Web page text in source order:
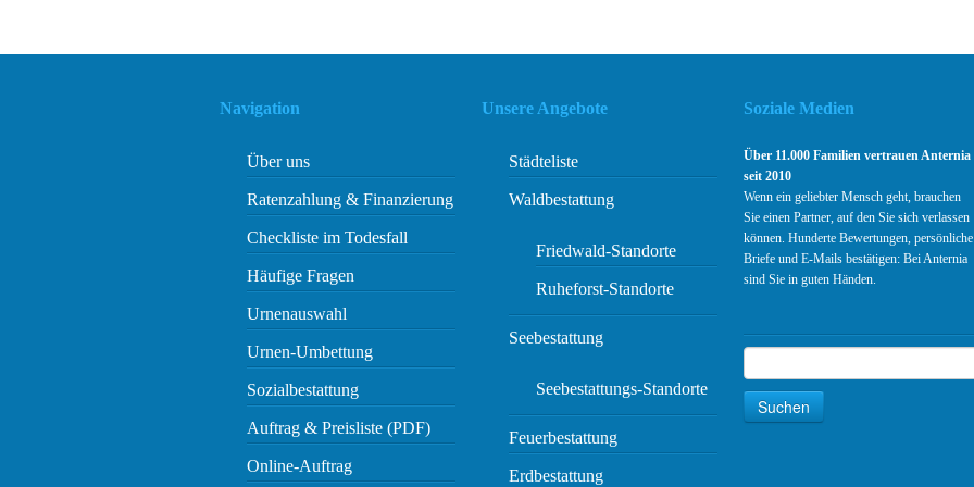
Navigation
Über uns
Ratenzahlung & Finanzierung
Checkliste im Todesfall
Häufige Fragen
Urnenauswahl
Urnen-Umbettung
Sozialbestattung
Auftrag & Preisliste (PDF)
Online-Auftrag
Unsere Angebote
Städteliste
Waldbestattung
Friedwald-Standorte
Ruheforst-Standorte
Seebestattung
Seebestattungs-Standorte
Feuerbestattung
Erdbestattung
Soziale Medien
Über 11.000 Familien vertrauen Anternia
seit 2010
Wenn ein geliebter Mensch geht, brauchen
Sie einen Partner, auf den Sie sich verlassen
können. Hunderte Bewertungen, persönliche
Briefe und E-Mails bestätigen: Bei Anternia
sind Sie in guten Händen.
Suchen